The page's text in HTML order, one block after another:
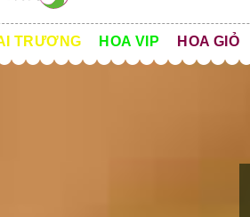
TRƯƠNG HOA VIP HOA GIỎ